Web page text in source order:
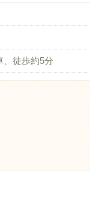
、徒歩約5分